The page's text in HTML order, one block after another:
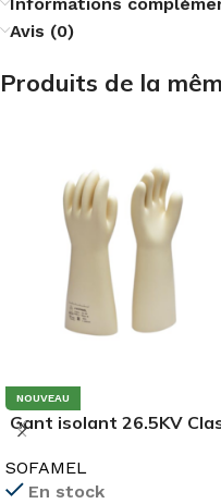
Avis (0)
Produits de la
NOUVEAU
Gant isolant 26.5KV
SOFAMEL
En stock